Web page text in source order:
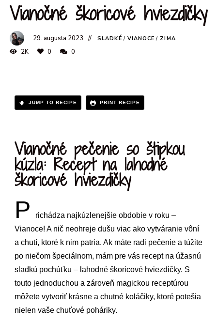
Vianočné škoricové hviezdičky
29. augusta 2023 SLADKÉ / VIANOCE / ZIMA
2K 0 0
JUMP TO RECIPE PRINT RECIPE
Vianočné pečenie so štipkou
kúzla: Recept na lahodné
škoricové hviezdičky
P
richádza najkúzlenejšie obdobie v roku –
Vianoce! A nič neohreje dušu viac ako vytváranie vôní
a chutí, ktoré k nim patria. Ak máte radi pečenie a túžite
po niečom špeciálnom, mám pre vás recept na úžasnú
sladkú pochúťku – lahodné škoricové hviezdičky. S
touto jednoduchou a zároveň magickou receptúrou
môžete vytvoriť krásne a chutné koláčiky, ktoré potešia
nielen vaše chuťové poháriky.